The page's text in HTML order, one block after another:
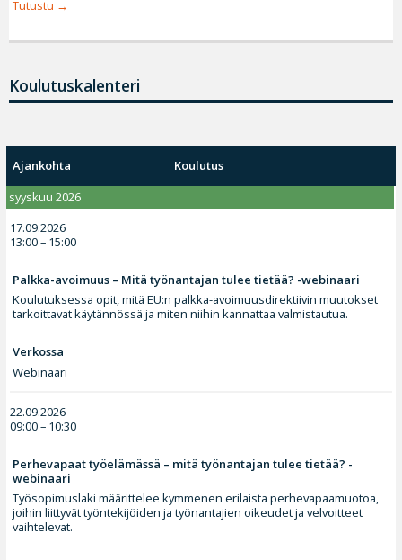
Tutustu
Koulutuskalenteri
Ajankohta
Koulutus
syyskuu 2026
17.09.2026
13:00 – 15:00
Palkka-avoimuus – Mitä työnantajan tulee tietää? -webinaari
Koulutuksessa opit, mitä EU:n palkka-avoimuusdirektiivin muutokset
tarkoittavat käytännössä ja miten niihin kannattaa valmistautua.
Verkossa
Webinaari
22.09.2026
09:00 – 10:30
Perhevapaat työelämässä – mitä työnantajan tulee tietää? -
webinaari
Työsopimuslaki määrittelee kymmenen erilaista perhevapaamuotoa,
joihin liittyvät työntekijöiden ja työnantajien oikeudet ja velvoitteet
vaihtelevat.